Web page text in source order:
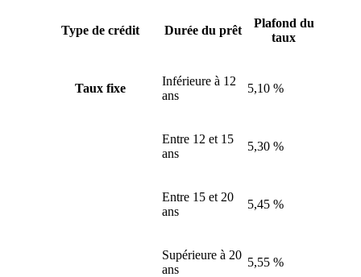
Type de crédit Durée du prêt
Plafond du
taux
Taux fixe
Inférieure à 12
ans
5,10 %
Entre 12 et 15
ans
5,30 %
Entre 15 et 20
ans
5,45 %
Supérieure à 20
ans
5,55 %